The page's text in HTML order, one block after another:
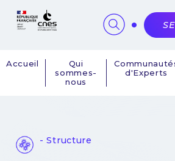
Navigation
Accueil
Qui
sommes-
nous
d'Experts
- Structure